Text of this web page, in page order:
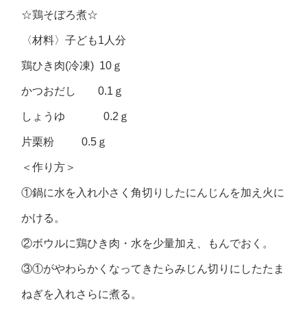
☆鶏そぼろ煮☆
〈材料〉子ども1人分
鶏ひき肉(冷凍) 10ｇ
かつおだし 0.1ｇ
しょうゆ 0.2ｇ
片栗粉 0.5ｇ
＜作り方＞
①鍋に水を入れ小さく角切りしたにんじんを加え火に
かける。
②ボウルに鶏ひき肉・水を少量加え、もんでおく。
③①がやわらかくなってきたらみじん切りにしたたま
ねぎを入れさらに煮る。